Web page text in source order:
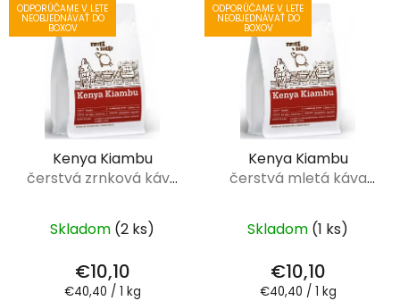
ODPORÚČAME V LETE
NEOBJEDNÁVAŤ DO
BOXOV
Kenya Kiambu
čerstvá zrnková káva
Skladom (2 ks)
€10,10
Jednotková
€40,40 / 1 kg
ODPORÚČAME V LETE
NEOBJEDNÁVAŤ DO
BOXOV
Kenya Kiambu
čerstvá mletá káva
Skladom (1 ks)
€10,10
Jednotková
€40,40 / 1 kg